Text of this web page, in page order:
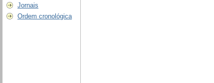
Jornais
Ordem cronológica